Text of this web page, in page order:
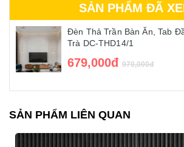
SẢN PHẨM ĐÃ
Đèn Thả Trần Bàn Ăn, Tab
Trà DC-THD14/1
679,000đ 970,000đ
SẢN PHẨM LIÊN QUAN